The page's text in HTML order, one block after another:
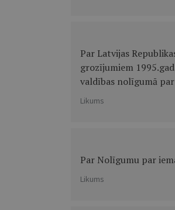
Par Latvijas
grozījumiem
valdības nolīgumā
Likums
Par Nolīgumu par
Likums